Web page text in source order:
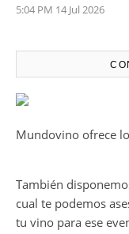
5:04 PM 14 Jul 2026
Mundovino ofrece
También
cual te podemos
tu vino para ese